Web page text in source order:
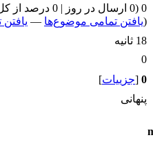
0 (0 ارسال در روز | 0 درصد از کل ارسال‌ها)
(یافتن تمامی موضوع‌ها —
18 ثانیه
0
0
[جزییات]
پنهانی